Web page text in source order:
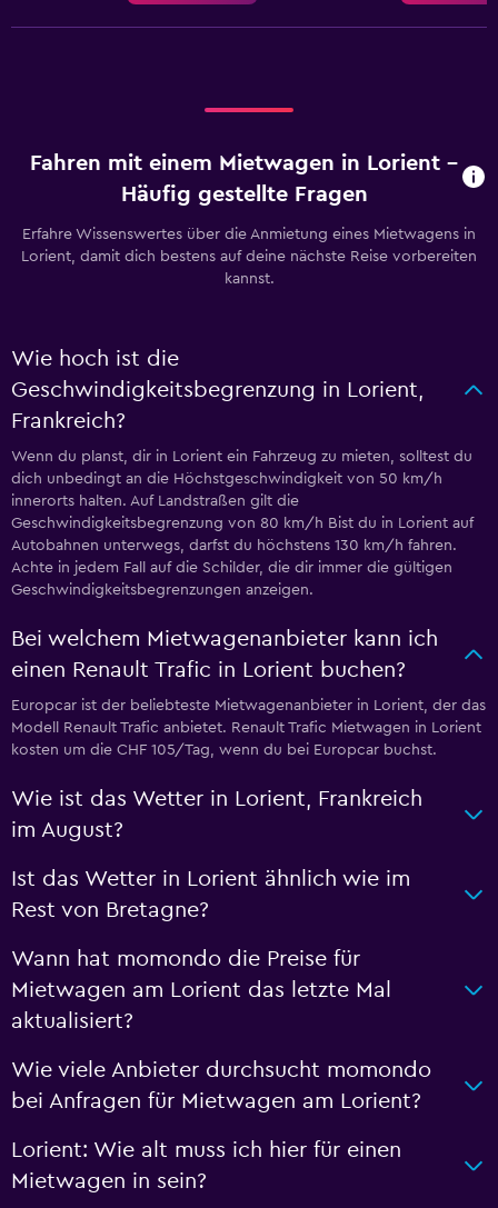
Fahren mit einem Mietwagen in Lorient –
Häufig gestellte Fragen
Erfahre Wissenswertes über die Anmietung eines Mietwagens in
Lorient, damit dich bestens auf deine nächste Reise vorbereiten
kannst.
Wie hoch ist die
Geschwindigkeitsbegrenzung in Lorient,
Frankreich?
Wenn du planst, dir in Lorient ein Fahrzeug zu mieten, solltest du
dich unbedingt an die Höchstgeschwindigkeit von 50 km/h
innerorts halten. Auf Landstraßen gilt die
Geschwindigkeitsbegrenzung von 80 km/h Bist du in Lorient auf
Autobahnen unterwegs, darfst du höchstens 130 km/h fahren.
Achte in jedem Fall auf die Schilder, die dir immer die gültigen
Geschwindigkeitsbegrenzungen anzeigen.
Bei welchem Mietwagenanbieter kann ich
einen Renault Trafic in Lorient buchen?
Europcar ist der beliebteste Mietwagenanbieter in Lorient, der das
Modell Renault Trafic anbietet. Renault Trafic Mietwagen in Lorient
kosten um die CHF 105/Tag, wenn du bei Europcar buchst.
Wie ist das Wetter in Lorient, Frankreich
im August?
Ist das Wetter in Lorient ähnlich wie im
Rest von Bretagne?
Wann hat momondo die Preise für
Mietwagen am Lorient das letzte Mal
aktualisiert?
Wie viele Anbieter durchsucht momondo
bei Anfragen für Mietwagen am Lorient?
Lorient: Wie alt muss ich hier für einen
Mietwagen in sein?